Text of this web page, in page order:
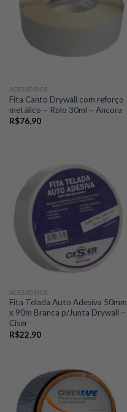
ACESSÓRIOS
Fita Canto Drywall com reforço
metálico – Rolo 30ml – Ancora
R$76,90
ACESSÓRIOS
Fita Telada Auto Adesiva 50mm
x 90m Branca p/Junta Drywall –
Ciser
R$22,90